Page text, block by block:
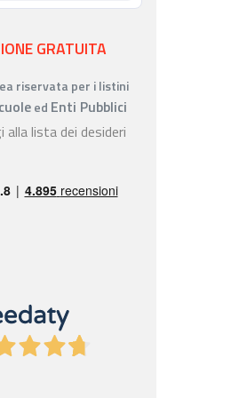
GRATUITA
riservata per i listini
ed Enti Pubblici
alla lista dei desideri